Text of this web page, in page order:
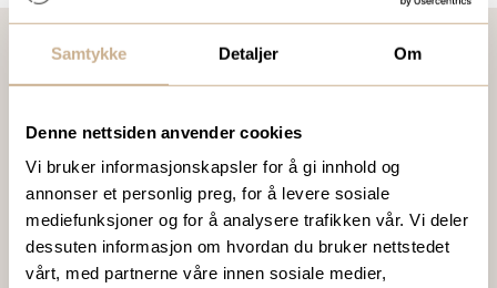
Samtykke Detaljer Om
Denne nettsiden anvender cookies
Vi bruker informasjonskapsler for å gi innhold og
annonser et personlig preg, for å levere sosiale
mediefunksjoner og for å analysere trafikken vår. Vi deler
dessuten informasjon om hvordan du bruker nettstedet
vårt, med partnerne våre innen sosiale medier,
Ta kontakt med en av våre medarbeidere, eller send en e-
post tilortomedic@ortomedic.no
Ta kontakt